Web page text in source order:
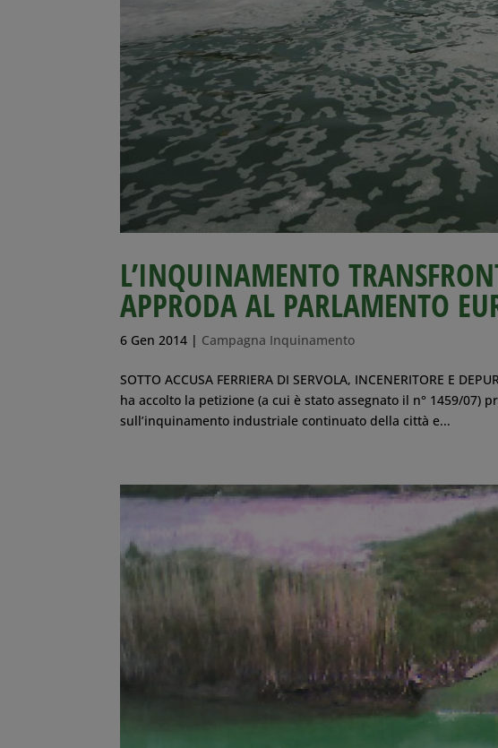
L’INQUINAMENTO
APPRODA AL PARLAMENTO
6 Gen 2014 | Campagna Inquinamento
SOTTO ACCUSA FERRIERA DI SERVOLA, INCENERITORE E
ha accolto la petizione (a cui è stato assegnato il n° 1459/07)
sull’inquinamento industriale continuato della città e...